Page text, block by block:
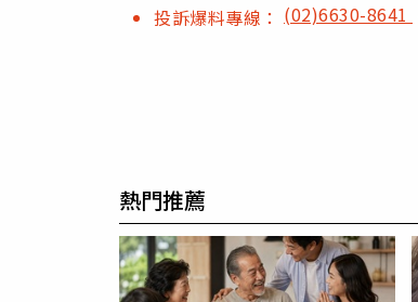
投訴爆料專線： (02)6630-8641
熱門推薦